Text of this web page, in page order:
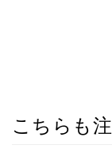
こちらも